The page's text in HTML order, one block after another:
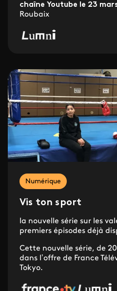
chaîne Youtube le 23
Roubaix
Numérique
Vis ton sport
la nouvelle série sur les
premiers épisodes déjà
Cette nouvelle série, de
dans l’offre de France
Tokyo.